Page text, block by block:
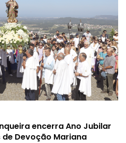
encerra Ano Jubilar
de Devoção Mariana